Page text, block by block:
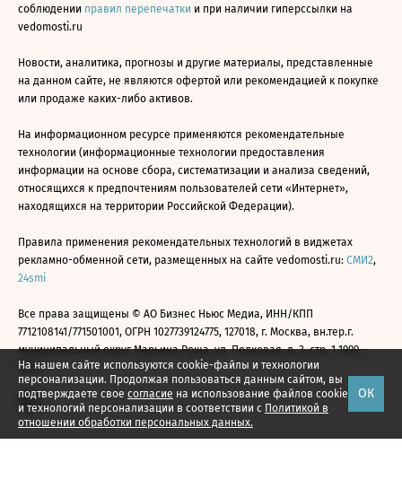
На нашем сайте используются cookie-файлы и технологии
персонализации. Продолжая пользоваться данным сайтом, вы
подтверждаете свое согласие на использование файлов cookie
и технологий персонализации в соответствии с Политикой в
отношении обработки персональных данных.
ОК
соблюдении правил перепечатки и при наличии гиперссылки на
vedomosti.ru
Новости, аналитика, прогнозы и другие материалы, представленные
на данном сайте, не являются офертой или рекомендацией к покупке
или продаже каких-либо активов.
На информационном ресурсе применяются рекомендательные
технологии (информационные технологии предоставления
информации на основе сбора, систематизации и анализа сведений,
относящихся к предпочтениям пользователей сети «Интернет»,
находящихся на территории Российской Федерации).
Правила применения рекомендательных технологий в виджетах
рекламно-обменной сети, размещенных на сайте vedomosti.ru: СМИ2,
24smi
Все права защищены © АО Бизнес Ньюс Медиа, ИНН/КПП
7712108141/771501001, ОГРН 1027739124775, 127018, г. Москва, вн.тер.г.
муниципальный округ Марьина Роща, ул. Полковая, д. 3, стр. 1 1999—
2026